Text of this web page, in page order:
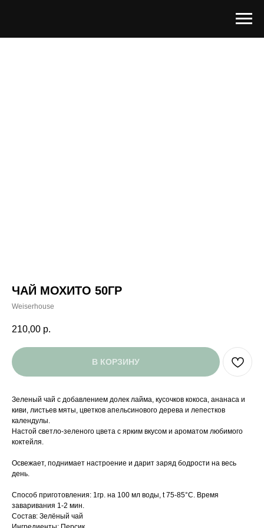
ЧАЙ МОХИТО 50ГР
Weiserhouse
210,00 р.
В КОРЗИНУ
Зеленый чай с добавлением долек лайма, кусочков кокоса, ананаса и
киви, листьев мяты, цветков апельсинового дерева и лепестков
календулы.
Настой светло-зеленого цвета с ярким вкусом и ароматом любимого
коктейля.
Освежает, поднимает настроение и дарит заряд бодрости на весь
день.
Способ приготовления: 1гр. на 100 мл воды, t 75-85°С. Время
заваривания 1-2 мин.
Состав: Зелёный чай